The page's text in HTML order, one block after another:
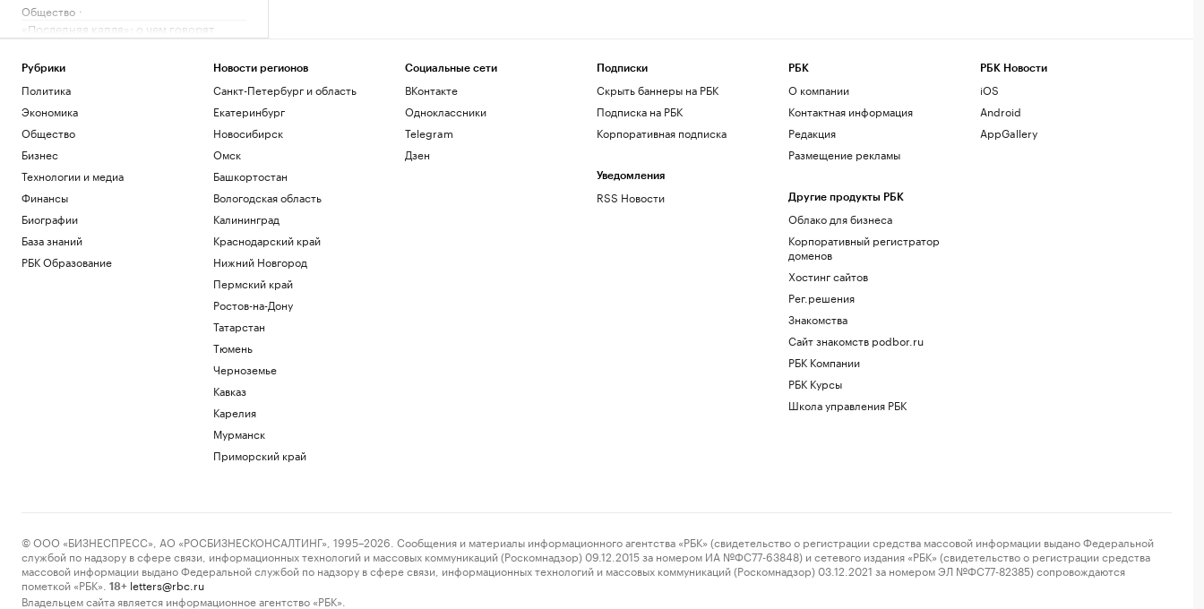
Общество
«Последняя капля»: о чем говорят
внезапные вспышки гнева
Подписка на РБК
Рубрики
Политика
Экономика
Общество
Бизнес
Технологии и медиа
Финансы
Биографии
База знаний
РБК Образование
Новости регионов
Санкт-Петербург и область
Екатеринбург
Новосибирск
Омск
Башкортостан
Вологодская область
Калининград
Краснодарский край
Нижний Новгород
Пермский край
Ростов-на-Дону
Татарстан
Тюмень
Черноземье
Кавказ
Карелия
Мурманск
Приморский край
Социальные сети
ВКонтакте
Одноклассники
Telegram
Дзен
Подписки
Скрыть баннеры на РБК
Подписка на РБК
Корпоративная подписка
Уведомления
RSS Новости
РБК
О компании
Контактная информация
Редакция
Размещение рекламы
Другие продукты РБК
Облако для бизнеса
Корпоративный регистратор
доменов
Хостинг сайтов
Рег.решения
Знакомства
Сайт знакомств podbor.ru
РБК Компании
РБК Курсы
Школа управления РБК
РБК Новости
iOS
Android
AppGallery
© ООО «БИЗНЕСПРЕСС», АО «РОСБИЗНЕСКОНСАЛТИНГ», 1995–2026. Сообщения и материалы информационного агентства «РБК» (свидетельство о регистрации средства массовой информации выдано Федеральной
службой по надзору в сфере связи, информационных технологий и массовых коммуникаций (Роскомнадзор) 09.12.2015 за номером ИА №ФС77-63848) и сетевого издания «РБК» (свидетельство о регистрации средства
массовой информации выдано Федеральной службой по надзору в сфере связи, информационных технологий и массовых коммуникаций (Роскомнадзор) 03.12.2021 за номером ЭЛ №ФС77-82385) сопровождаются
пометкой «РБК».
18+ letters@rbc.ru
Владельцем сайта является информационное агентство «РБК».